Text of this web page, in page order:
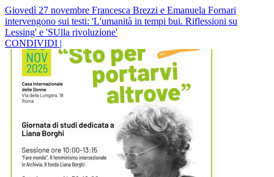
Giovedì 27 novembre Francesca Brezzi e Emanuela Fornari
intervengono sui testi: 'L'umanità in tempi bui. Riflessioni su
Lessing' e 'SUlla rivoluzione'
CONDIVIDI |